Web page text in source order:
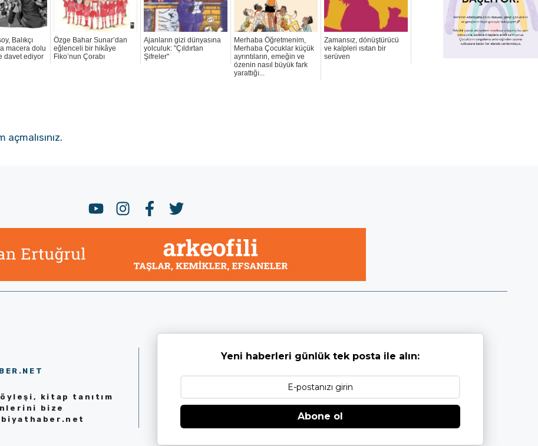
Balıkçı
macera dolu
davet ediyor
Özge Bahar Sunar’dan
eğlenceli bir hikâye
Fiko’nun Çorabı
Ajanların gizi dünyasına
yolculuk: "Çıldırtan
Şifreler"
Merhaba Öğretmenim,
Merhaba Çocuklar küçük
ayrıntıların, emeğin ve
özenin nasıl büyük fark
yarattığı...
Zamansız, dönüştürücü
ve kalpleri ısıtan bir
serüven
açmalısınız.
kitap tanıtım
bize
Yeni haberleri günlük tek posta ile alın:
Abone ol